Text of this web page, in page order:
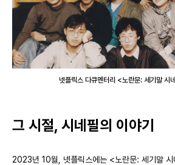
넷플릭스 다큐멘터리 <노란문: 세기말 시
그 시절, 시네필의 이야기
2023년 10월, 넷플릭스에는 <노란문: 세기말 시